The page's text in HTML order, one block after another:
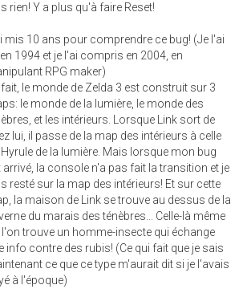
rien! Y a plus qu'à faire Reset!
mis 10 ans pour comprendre ce bug! (Je l'ai
1994 et je l'ai compris en 2004, en
RPG maker)
fait, le monde de Zelda 3 est construit sur 3
le monde de la lumière, le monde des
et les intérieurs. Lorsque Link sort de
lui, il passe de la map des intérieurs à celle
de la lumière. Mais lorsque mon bug
arrivé, la console n'a pas fait la transition et je
resté sur la map des intérieurs! Et sur cette
la maison de Link se trouve au dessus de la
du marais des ténèbres... Celle-là même
trouve un homme-insecte qui échange
info contre des rubis! (Ce qui fait que je sais
ce que ce type m'aurait dit si je l'avais
à l'époque)